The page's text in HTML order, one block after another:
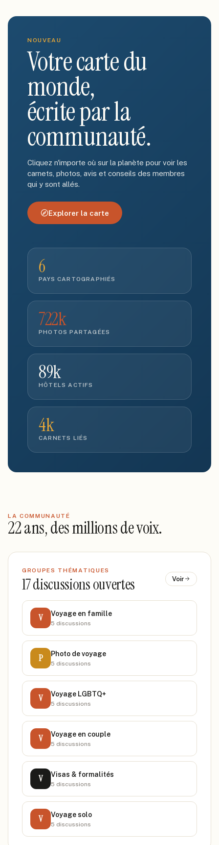
NOUVEAU
Votre carte du
monde,
écrite par la
communauté.
Cliquez n'importe où sur la planète pour voir les
carnets, photos, avis et conseils des membres
qui y sont allés.
Explorer la carte
6
PAYS CARTOGRAPHIÉS
722k
PHOTOS PARTAGÉES
89k
HÔTELS ACTIFS
4k
CARNETS LIÉS
LA COMMUNAUTÉ
22 ans, des millions de voix.
GROUPES THÉMATIQUES
17discussions ouvertes Voir
V Voyage en famille
5 discussions
P Photo de voyage
5 discussions
V Voyage LGBTQ+
5 discussions
V Voyage en couple
5 discussions
V Visas & formalités
5 discussions
V Voyage solo
5 discussions